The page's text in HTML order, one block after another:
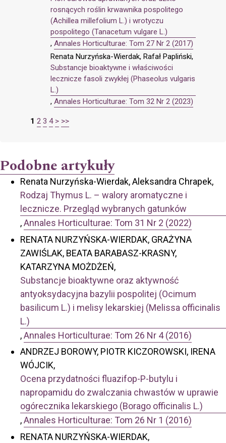
rosnących roślin krwawnika pospolitego
(Achillea millefolium L.) i wrotyczu
pospolitego (Tanacetum vulgare L.)
, Annales Horticulturae: Tom 27 Nr 2 (2017)
Renata Nurzyńska-Wierdak, Rafał Papliński,
Substancje bioaktywne i właściwości
lecznicze fasoli zwykłej (Phaseolus vulgaris
L.)
, Annales Horticulturae: Tom 32 Nr 2 (2023)
1 2 3 4 > >>
Podobne artykuły
Renata Nurzyńska-Wierdak, Aleksandra Chrapek,
Rodzaj Thymus L. – walory aromatyczne i
lecznicze. Przegląd wybranych gatunków
,Annales Horticulturae: Tom 31 Nr 2 (2022)
RENATA NURZYŃSKA-WIERDAK, GRAŻYNA
ZAWIŚLAK, BEATA BARABASZ-KRASNY,
KATARZYNA MOŻDŻEŃ,
Substancje bioaktywne oraz aktywność
antyoksydacyjna bazylii pospolitej (Ocimum
basilicum L.) i melisy lekarskiej (Melissa officinalis
L.)
,Annales Horticulturae: Tom 26 Nr 4 (2016)
ANDRZEJ BOROWY, PIOTR KICZOROWSKI, IRENA
WÓJCIK,
Ocena przydatności fluazifop-P-butylu i
napropamidu do zwalczania chwastów w uprawie
ogórecznika lekarskiego (Borago officinalis L.)
,Annales Horticulturae: Tom 26 Nr 1 (2016)
RENATA NURZYŃSKA-WIERDAK,